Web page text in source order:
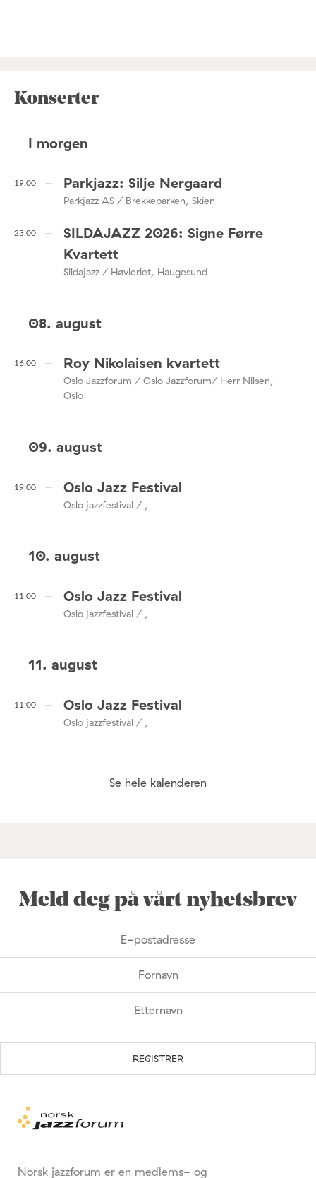
Konserter
I morgen
19:00 Parkjazz: Silje Nergaard
Parkjazz AS / Brekkeparken, Skien
23:00
SILDAJAZZ 2026: Signe Førre
Kvartett
Sildajazz / Høvleriet, Haugesund
08. august
16:00 Roy Nikolaisen kvartett
Oslo Jazzforum / Oslo Jazzforum/ Herr Nilsen,
Oslo
09. august
19:00 Oslo Jazz Festival
Oslo jazzfestival / ,
10. august
11:00 Oslo Jazz Festival
Oslo jazzfestival / ,
11. august
11:00 Oslo Jazz Festival
Oslo jazzfestival / ,
Se hele kalenderen
Meld deg på vårt nyhetsbrev
Norsk jazzforum er en medlems- og